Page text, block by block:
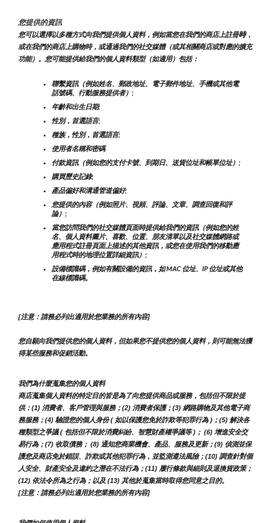
您提供的資訊
您可以選擇以多種方式向我們提供個人資料，例如當您在我們的商店上註冊時，
或在我們的商店上購物時，或通過我們的社交媒體（或其相關商店或對應的擴充
功能）。您可能提供給我們的個人資料類型（如適用）包括：
聯繫資訊（例如姓名、郵政地址、電子郵件地址、手機或其他電
話號碼、行動服務提供者）;
年齡和出生日期;
性別，首選語言;
種族，性別，首選語言;
使用者名稱和密碼
付款資訊（例如您的支付卡號、到期日、送貨位址和帳單位址）;
購買歷史記錄;
產品偏好和溝通管道偏好;
您提供的內容（例如照片、視頻、評論、文章、調查回復和評
論）;
當您訪問我們的社交媒體頁面時提供給我們的資訊（例如您的姓
名、個人資料圖片、喜歡、位置、朋友清單以及社交媒體網路或
應用程式註冊頁面上描述的其他資訊，或您在使用我們的移動應
用程式時的地理位置詳細資訊）;
設備標識碼，例如有關設備的資訊，如 MAC 位址、IP 位址或其他
在線標識碼。
[注意：請務必列出適用於您業務的所有內容]
您自願向我們提供您的個人資料，但如果您不提供您的個人資料，則可能無法獲
得某些服務和促銷活動。
我們為什麼蒐集您的個人資料
商店蒐集個人資料的特定目的皆是為了向您提供商品或服務，包括但不限於提
供：(1) 消費者、客戶管理與服務；(2) 消費者保護；(3) 網路購物及其他電子商
務服務；(4) 驗證您的個人身份 ( 如以保護您免於詐欺等犯罪行為 )；(5) 解決各
種類型之爭議 ( 包括但不限於消費糾紛、智慧財產權爭議等 )； (6) 增進安全交
易行為；(7) 收取債務； (8) 通知您商業機會、產品、服務及更新；(9) 偵測並保
護您及商店免於錯誤、詐欺或其他犯罪行為，並監測遵法風險；(10) 調查針對個
人安全、財產安全及違約之潛在不法行為；(11) 履行條款與細則及退換貨政策；
(12) 依法令所為之行為；以及 (13) 其他於蒐集當時取得您同意之目的。
[注意：請務必列出適用於您業務的所有內容]